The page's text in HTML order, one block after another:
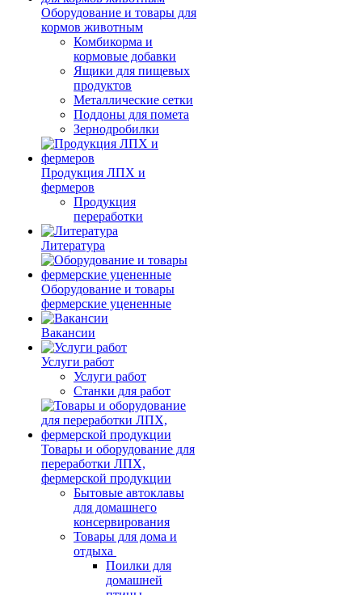
Оборудование и товары для
кормов животным
Комбикорма и
кормовые добавки
Ящики для пищевых
продуктов
Металлические сетки
Поддоны для помета
Зернодробилки
Продукция ЛПХ и
фермеров
Продукция
переработки
Литература
Оборудование и товары
фермерские уцененные
Вакансии
Услуги работ
Услуги работ
Станки для работ
Товары и оборудование для
переработки ЛПХ,
фермерской продукции
Бытовые автоклавы
для домашнего
консервирования
Товары для дома и
отдыха
Поилки для
домашней